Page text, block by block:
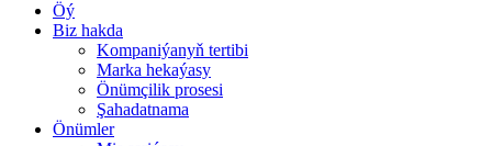
Öý
Biz hakda
Kompaniýanyň tertibi
Marka hekaýasy
Önümçilik prosesi
Şahadatnama
Önümler